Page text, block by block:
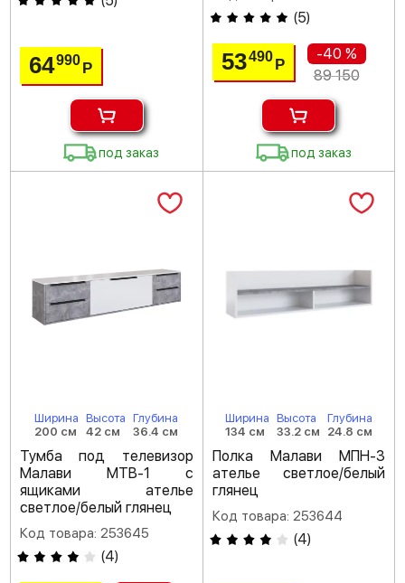
64990 Р
под заказ
(5)
53490 Р
-40 %
89 150
под заказ
Ширина
200 см
Высота
42 см
Глубина
36.4 см
Тумба под телевизор
Малави МТВ-1 с
ящиками ателье
светлое/белый глянец
Код товара: 253645
(4)
Ширина
134 см
Высота
33.2 см
Глубина
24.8 см
Полка Малави МПН-3
ателье светлое/белый
глянец
Код товара: 253644
(4)